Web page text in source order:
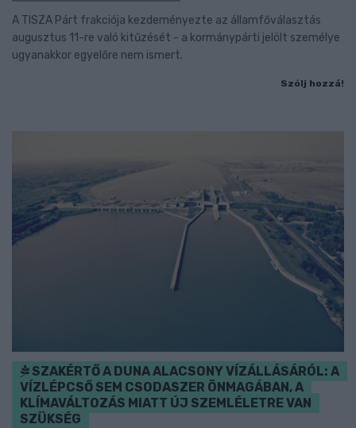
A TISZA Párt frakciója kezdeményezte az államfőválasztás
augusztus 11-re való kitűzését - a kormánypárti jelölt személye
ugyanakkor egyelőre nem ismert.
Szólj hozzá!
SZAKÉRTŐ A DUNA ALACSONY VÍZÁLLÁSÁRÓL: A
VÍZLÉPCSŐ SEM CSODASZER ÖNMAGÁBAN, A
KLÍMAVÁLTOZÁS MIATT ÚJ SZEMLÉLETRE VAN
SZÜKSÉG